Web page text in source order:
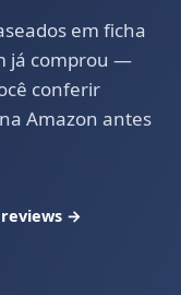
em ficha
já comprou —
conferir
Amazon antes
→